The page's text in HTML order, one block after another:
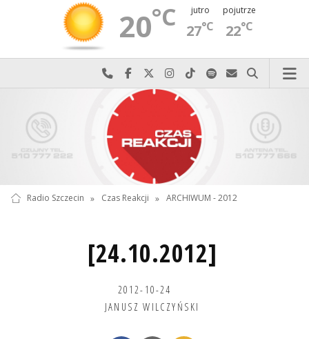
20°C jutro
27°C
pojutrze
22°C
Najlepiej po prostu do nas zadzwoń
Odwiedź nas na Facebook-u
Odwiedź nas na X
Odwiedź nas na Instagram-ie
Odwiedź nas na TikTok-u
Szukaj nas na Spotify
Wyślij do nas
Szukaj
Radio Szczecin » Czas Reakcji » ARCHIWUM - 2012
[24.10.2012]
2012-10-24
JANUSZ WILCZYŃSKI